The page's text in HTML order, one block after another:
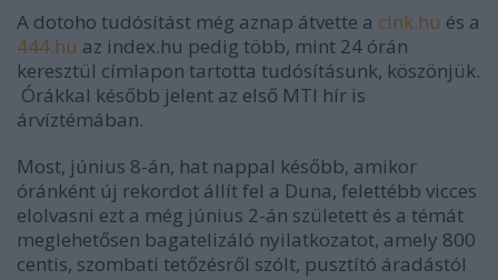
A dotoho tudósítást még aznap átvette a cink.hu és a
444.hu az index.hu pedig több, mint 24 órán
keresztül címlapon tartotta tudósításunk, köszönjük.
Órákkal később jelent az első MTI hír is
árvíztémában.
Most, június 8-án, hat nappal később, amikor
óránként új rekordot állít fel a Duna, felettébb vicces
elolvasni ezt a még június 2-án született és a témát
meglehetősen bagatelizáló nyilatkozatot, amely 800
centis, szombati tetőzésről szólt, pusztító áradástól